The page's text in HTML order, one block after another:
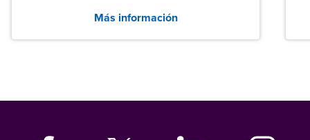
tanto las empresas como los recién
graduados en todo Estados Unidos.
Más información